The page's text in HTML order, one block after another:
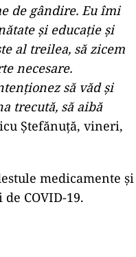
de gândire. Eu îmi
şi educaţie şi
al treilea, să zicem
necesare.
să văd şi
trecută, să aibă
Ştefănuţă, vineri,
medicamente şi
COVID-19.